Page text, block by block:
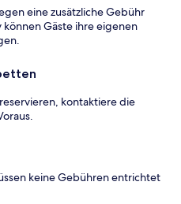
eine zusätzliche Gebühr
Gäste ihre eigenen
kontaktiere die
keine Gebühren entrichtet